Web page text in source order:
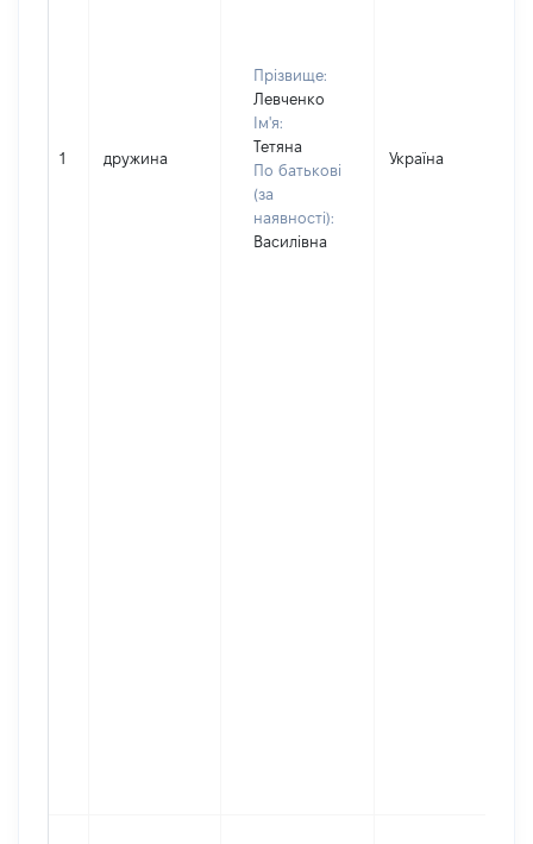
1 дружина
Прізвище:
Левченко
Ім'я:
Тетяна
По батькові
(за
наявності):
Василівна
Україна